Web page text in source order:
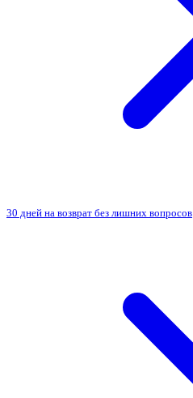
30 дней на возврат без лишних вопросов